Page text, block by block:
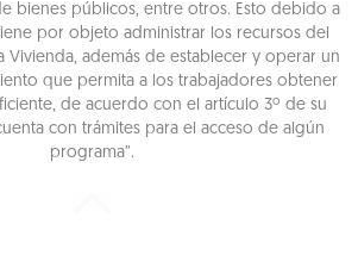
bienes públicos, entre otros. Esto debido a
por objeto administrar los recursos del
Vivienda, además de establecer y operar un
que permita a los trabajadores obtener
de acuerdo con el artículo 3º de su
con trámites para el acceso de algún
programa”.